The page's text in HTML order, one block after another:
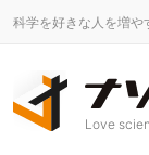
科学を好きな人を増や
Love